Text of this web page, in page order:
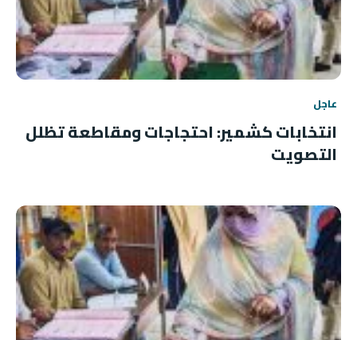
عاجل
انتخابات كشمير: احتجاجات ومقاطعة تظلل
التصويت